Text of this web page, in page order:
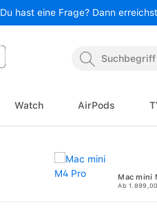
Du hast eine Frage? Dann
Watch AirPods
Mac mini
Ab